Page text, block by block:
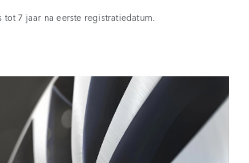
7 jaar na eerste registratiedatum.